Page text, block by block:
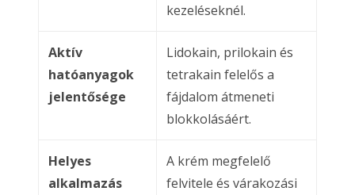
kezeléseknél.
Aktív
hatóanyagok
jelentősége
Lidokain, prilokain és
tetrakain felelős a
fájdalom átmeneti
blokkolásáért.
Helyes
alkalmazás
A krém megfelelő
felvitele és várakozási